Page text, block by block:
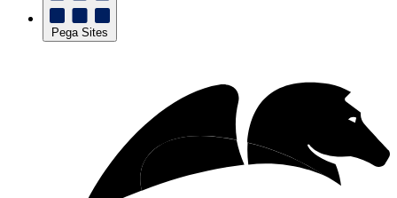
Pega Sites